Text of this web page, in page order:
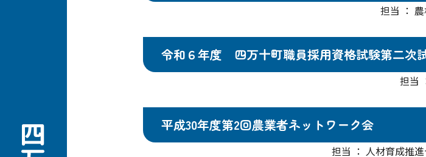
担当 ：
令和６年度 四万十町職員採用資格試験第二次
担当
平成30年度第2回農業者ネットワーク会
担当 ： 人材育成推